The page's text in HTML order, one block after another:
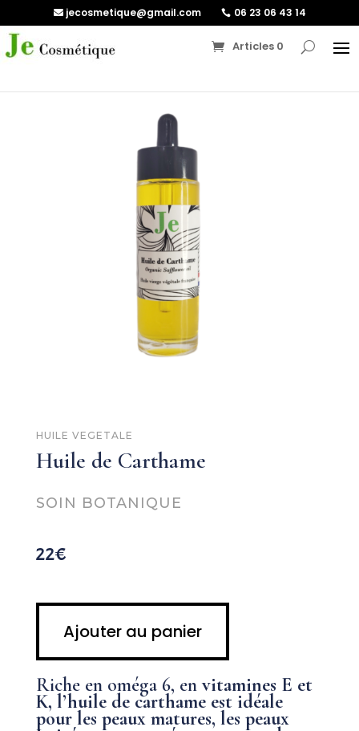
jecosmetique@gmail.com 06 23 06 43 14
Articles 0
HUILE VEGETALE
Huile de Carthame
SOIN BOTANIQUE
22€
Ajouter au panier
Riche en oméga 6, envitamines E et
K, l’huile de carthame est idéale
pour les peaux matures, les peaux